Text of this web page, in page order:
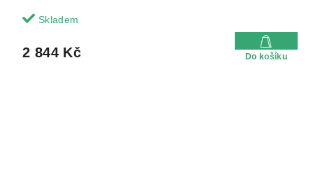
Skladem
2 844 Kč Do košíku